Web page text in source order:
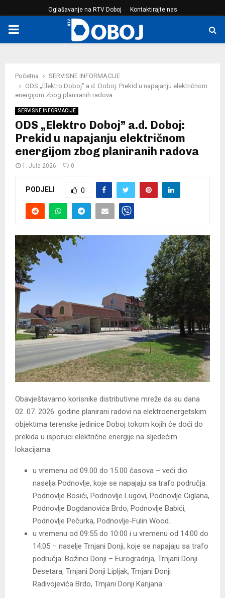
Oglašavanje na RTV Doboj Kontaktirajte nas
PRIMARY
Početna
SERVISNE INFORMACIJE
ODS „Elektro Doboj” a.d. Doboj: Prekid u napajanju električnom
energijom zbog planiranih radova
SERVISNE INFORMACIJE
ODS „Elektro Doboj” a.d. Doboj:
Prekid u napajanju električnom
energijom zbog planiranih radova
1. Jula 2026. 0
PODJELI 0
Obavještavamo korisnike distributivne mreže da su dana
02. 07. 2026. godine planirani radovi na elektroenergetskim
objektima terenske jedinice Doboj tokom kojih će doći do
prekida u isporuci električne energije na sljedećim
lokacijama:
u vremenu od 09.00 do 15.00 časova – veći dio
naselja Podnovlje, koje se napajaju sa trafo područja:
Podnovlje Bosići, Podnovlje Lugovi, Podnovlje Ciglana,
Podnovlje Bogdanovića Brdo, Podnovlje Babići,
Podnovlje Pečurka, Podnovlje-Fulin Wood.
u vremenu od 09:55 do 10:00 i u vremenu od 14:00 do
14:05 – naselje Trnjani Donji, koje se napajaju sa trafo
područja: Božinci Donji – Eurogradnja, Trnjani Donji
Desetara, Trnjani Donji Lipljak, Trnjani Donji
Radivojevića Brdo, Trnjani Donji Karijana.